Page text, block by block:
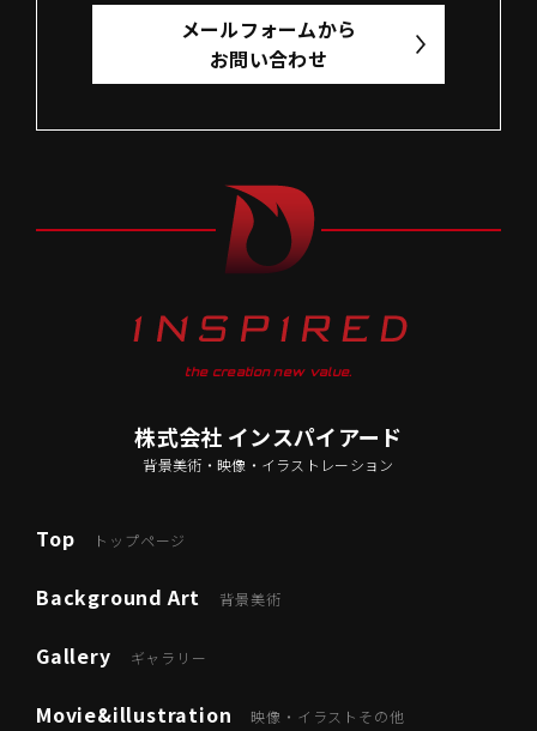
メールフォームから
お問い合わせ
the creation new value.
株式会社 インスパイアード
背景美術・映像・イラストレーション
Top トップページ
Background Art 背景美術
Gallery ギャラリー
Movie&illustration 映像・イラストその他